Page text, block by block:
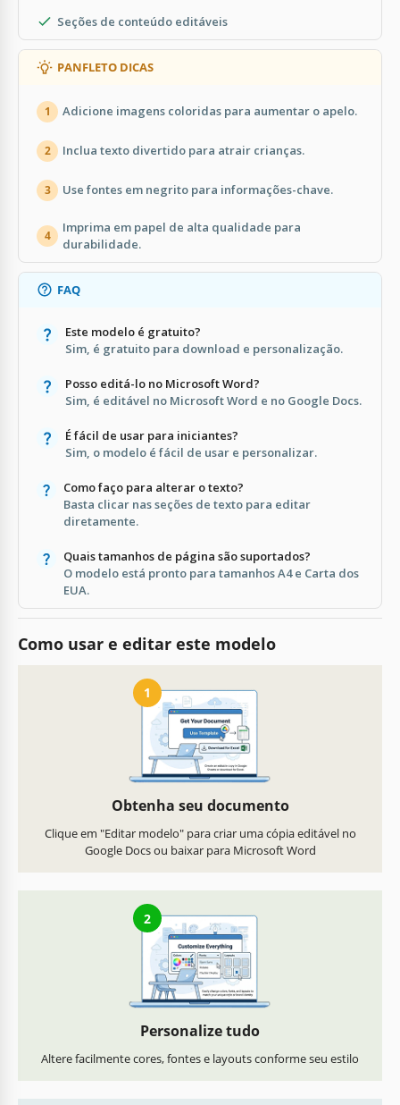
Seções de conteúdo editáveis
PANFLETO DICAS
1 Adicione imagens coloridas para aumentar o apelo.
2 Inclua texto divertido para atrair crianças.
3 Use fontes em negrito para informações-chave.
4
Imprima em papel de alta qualidade para
durabilidade.
FAQ
Este modelo é gratuito?
Sim, é gratuito para download e personalização.
Posso editá-lo no Microsoft Word?
Sim, é editável no Microsoft Word e no Google Docs.
É fácil de usar para iniciantes?
Sim, o modelo é fácil de usar e personalizar.
Como faço para alterar o texto?
Basta clicar nas seções de texto para editar
diretamente.
Quais tamanhos de página são suportados?
O modelo está pronto para tamanhos A4 e Carta dos
EUA.
Como usar e editar este modelo
1
Obtenha seu documento
Clique em "Editar modelo" para criar uma cópia editável no
Google Docs ou baixar para Microsoft Word
2
Personalize tudo
Altere facilmente cores, fontes e layouts conforme seu estilo